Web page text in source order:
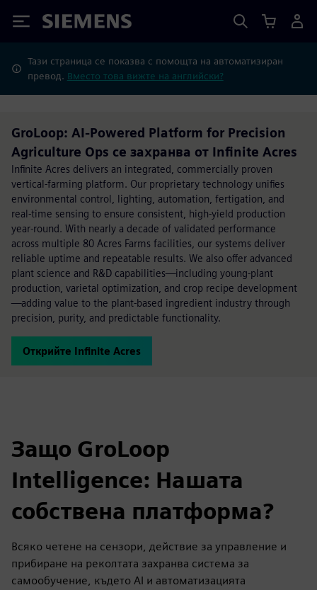
Siemens
Тази страница се показва с помощта на автоматизиран
превод. Вместо това вижте на английски?
GroLoop: AI-Powered Platform for Precision
Agriculture Ops се захранва от Infinite Acres
Infinite Acres delivers an integrated, commercially proven
vertical-farming platform. Our proprietary technology unifies
environmental control, lighting, automation, fertigation, and
real-time sensing to ensure consistent, high-yield production
year-round. With nearly a decade of validated performance
across multiple 80 Acres Farms facilities, our systems deliver
reliable uptime and repeatable results. We also offer advanced
plant science and R&D capabilities—including young-plant
production, varietal optimization, and crop recipe development
—adding value to the plant-based ingredient industry through
precision, purity, and predictable functionality.
Открийте Infinite Acres
Защо GroLoop
Intelligence: Нашата
собствена платформа?
Всяко четене на сензори, действие за управление и
прибиране на реколтата захранва система за
самообучение, където AI и автоматизацията